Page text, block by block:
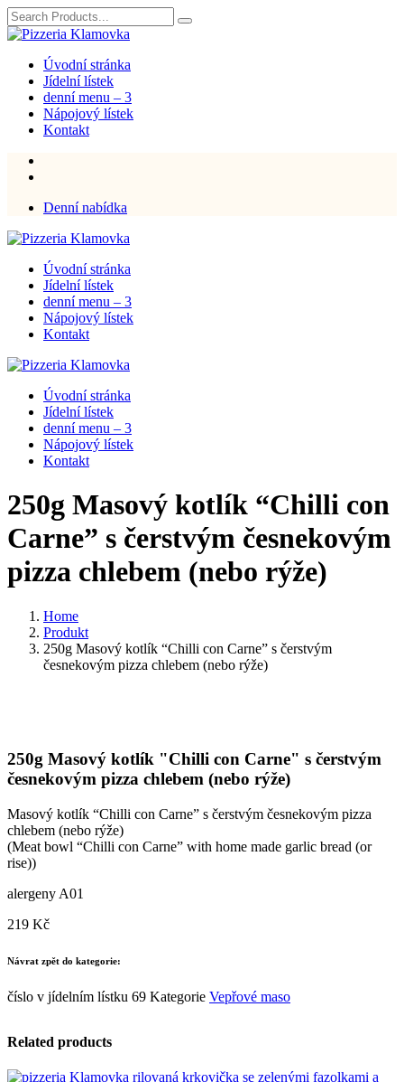
Úvodní stránka
Jídelní lístek
denní menu – 3
Nápojový lístek
Kontakt
Denní nabídka
Úvodní stránka
Jídelní lístek
denní menu – 3
Nápojový lístek
Kontakt
Úvodní stránka
Jídelní lístek
denní menu – 3
Nápojový lístek
Kontakt
250g Masový kotlík “Chilli con
Carne” s čerstvým česnekovým
pizza chlebem (nebo rýže)
Home
Produkt
250g Masový kotlík “Chilli con Carne” s čerstvým
česnekovým pizza chlebem (nebo rýže)
250g Masový kotlík "Chilli con Carne" s čerstvým
česnekovým pizza chlebem (nebo rýže)
Masový kotlík “Chilli con Carne” s čerstvým česnekovým pizza
chlebem (nebo rýže)
(Meat bowl “Chilli con Carne” with home made garlic bread (or
rise))
alergeny A01
219 Kč
Návrat zpět do kategorie:
číslo v jídelním lístku 69 Kategorie Vepřové maso
Related products